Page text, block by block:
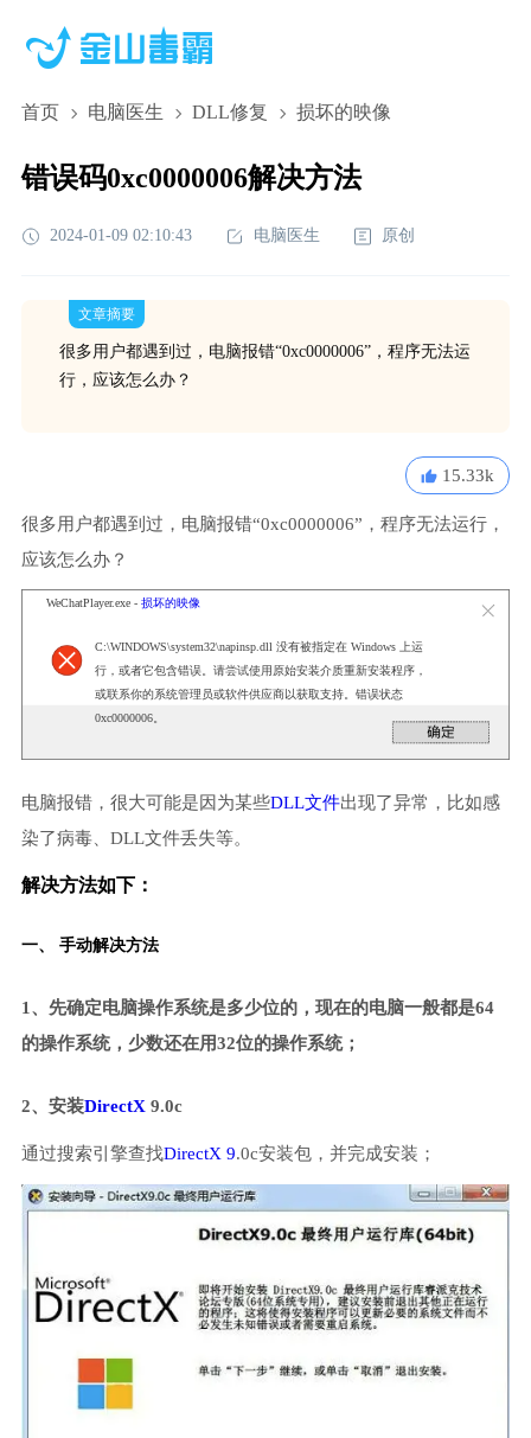
首页 电脑医生 DLL修复 损坏的映像
错误码0xc0000006解决方法
2024-01-09 02:10:43 电脑医生 原创
文章摘要
很多用户都遇到过，电脑报错“0xc0000006”，程序无法运
行，应该怎么办？
15.33k
很多用户都遇到过，电脑报错“0xc0000006”，程序无法运行，
应该怎么办？
WeChatPlayer.exe - 损坏的映像
C:\WINDOWS\system32\napinsp.dll 没有被指定在 Windows 上运
行，或者它包含错误。请尝试使用原始安装介质重新安装程序，
或联系你的系统管理员或软件供应商以获取支持。错误状态
0xc0000006。
电脑报错，很大可能是因为某些DLL文件出现了异常，比如感
染了病毒、DLL文件丢失等。
解决方法如下：
一、 手动解决方法
1、先确定电脑操作系统是多少位的，现在的电脑一般都是64
的操作系统，少数还在用32位的操作系统；
2、安装DirectX 9.0c
通过搜索引擎查找DirectX 9.0c安装包，并完成安装；